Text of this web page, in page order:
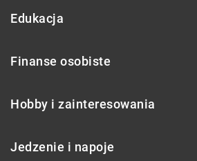
Edukacja
Finanse osobiste
Hobby i zainteresowania
Jedzenie i napoje